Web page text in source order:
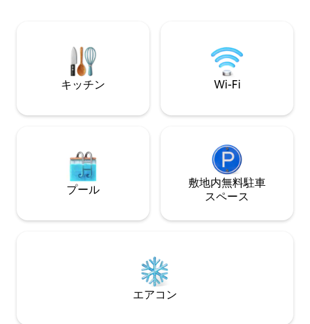
備。一人旅やカッ
つかないながら便
の宿泊先からは、
に簡単にアクセス
ます。
キッチン Wi-Fi
プール
敷地内無料駐⁠車
ス⁠ペ⁠ー⁠ス
エアコン